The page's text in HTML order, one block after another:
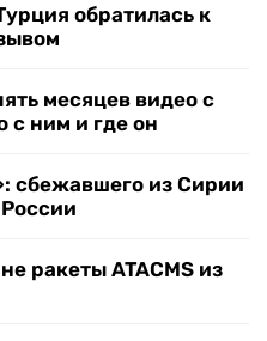
обратилась к
месяцев видео с
с ним и где он
сбежавшего из Сирии
ракеты ATACMS из